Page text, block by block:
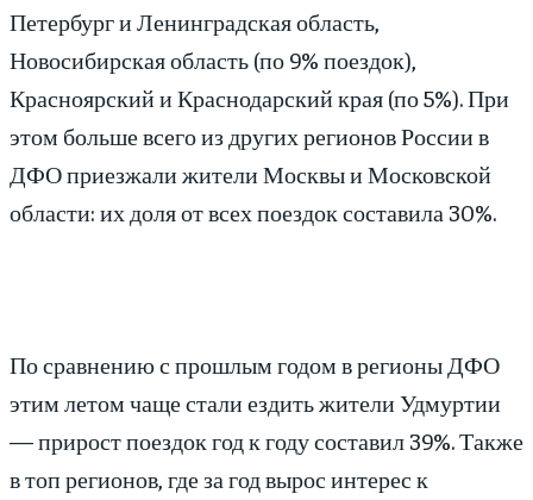
Петербург и Ленинградская область,
Новосибирская область (по 9% поездок),
Красноярский и Краснодарский края (по 5%). При
этом больше всего из других регионов России в
ДФО приезжали жители Москвы и Московской
области: их доля от всех поездок составила 30%.
По сравнению с прошлым годом в регионы ДФО
этим летом чаще стали ездить жители Удмуртии
— прирост поездок год к году составил 39%. Также
в топ регионов, где за год вырос интерес к